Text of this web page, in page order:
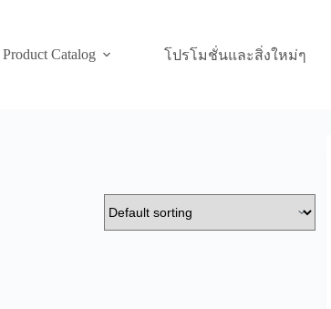
Product Catalog
โปรโมชั่นและสิ่งใหม่ๆ